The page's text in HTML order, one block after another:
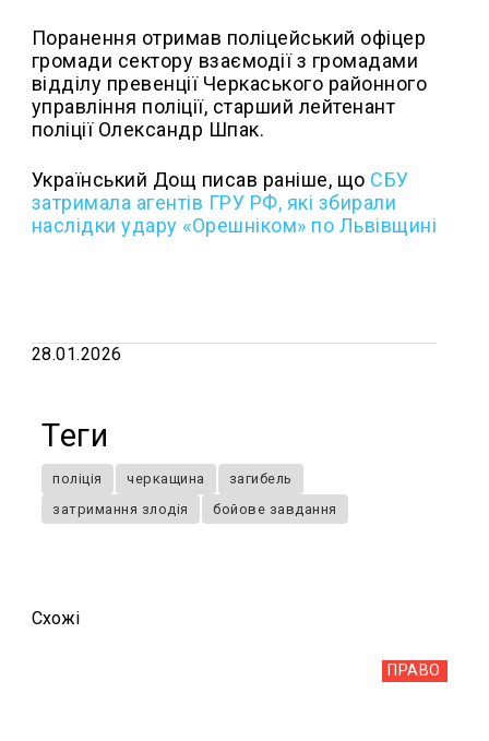
Поранення отримав поліцейський офіцер
громади сектору взаємодії з громадами
відділу превенції Черкаського районного
управління поліції, старший лейтенант
поліції Олександр Шпак.
Український Дощ писав раніше, що СБУ
затримала агентів ГРУ РФ, які збирали
наслідки удару «Орешніком» по Львівщині
28.01.2026
Теги
поліція черкащина
загибель
затримання злодія
бойове завдання
Схожi
ПРАВО